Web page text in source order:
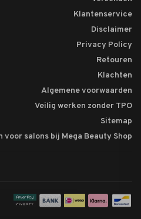
Klantenservice
Disclaimer
Privacy Policy
Retouren
Klachten
Algemene voorwaarden
Veilig werken zonder TPO
Sitemap
salons bij Mega Beauty Shop